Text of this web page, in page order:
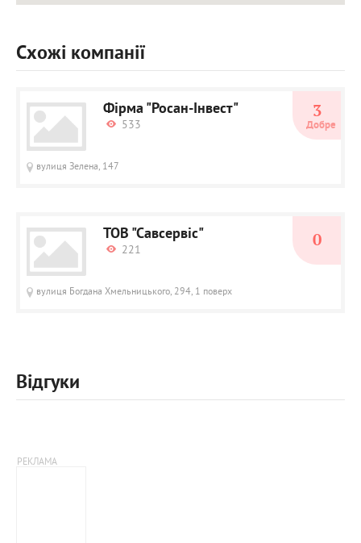
Схожі компанії
Фірма "Росан-Інвест"
533
вулиця Зелена, 147
3
Добре
ТОВ "Савсервіс"
221
вулиця Богдана Хмельницького, 294, 1 поверх
0
Відгуки